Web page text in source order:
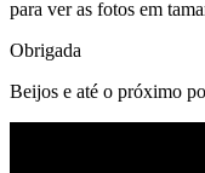
para ver as fotos em
Obrigada
Beijos e até o próximo